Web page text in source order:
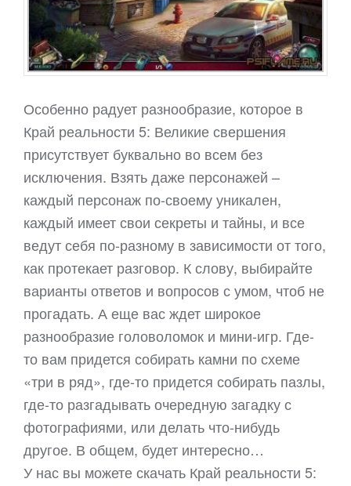
Особенно радует разнообразие, которое в
Край реальности 5: Великие свершения
присутствует буквально во всем без
исключения. Взять даже персонажей –
каждый персонаж по-своему уникален,
каждый имеет свои секреты и тайны, и все
ведут себя по-разному в зависимости от того,
как протекает разговор. К слову, выбирайте
варианты ответов и вопросов с умом, чтоб не
прогадать. А еще вас ждет широкое
разнообразие головоломок и мини-игр. Где-
то вам придется собирать камни по схеме
«три в ряд», где-то придется собирать пазлы,
где-то разгадывать очередную загадку с
фотографиями, или делать что-нибудь
другое. В общем, будет интересно…
У нас вы можете скачать Край реальности 5: